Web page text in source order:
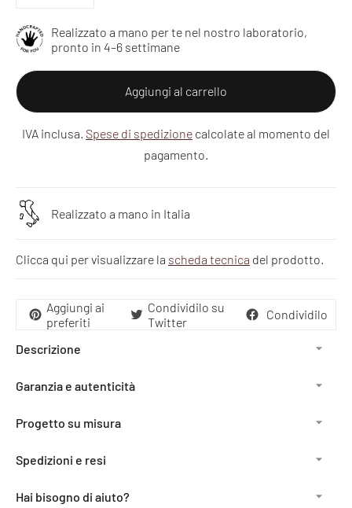
Realizzato a mano per te nel nostro laboratorio,
pronto in 4–6 settimane
Aggiungi al carrello
IVA inclusa. Spese di spedizione calcolate al momento del
pagamento.
Realizzato a mano in Italia
Clicca qui per visualizzare la scheda tecnica del prodotto.
Aggiungi ai
preferiti
Condividilo su
Twitter
Condividilo
Descrizione
Garanzia e autenticità
Progetto su misura
Spedizioni e resi
Hai bisogno di aiuto?